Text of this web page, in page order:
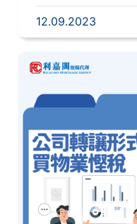
12.09.2023